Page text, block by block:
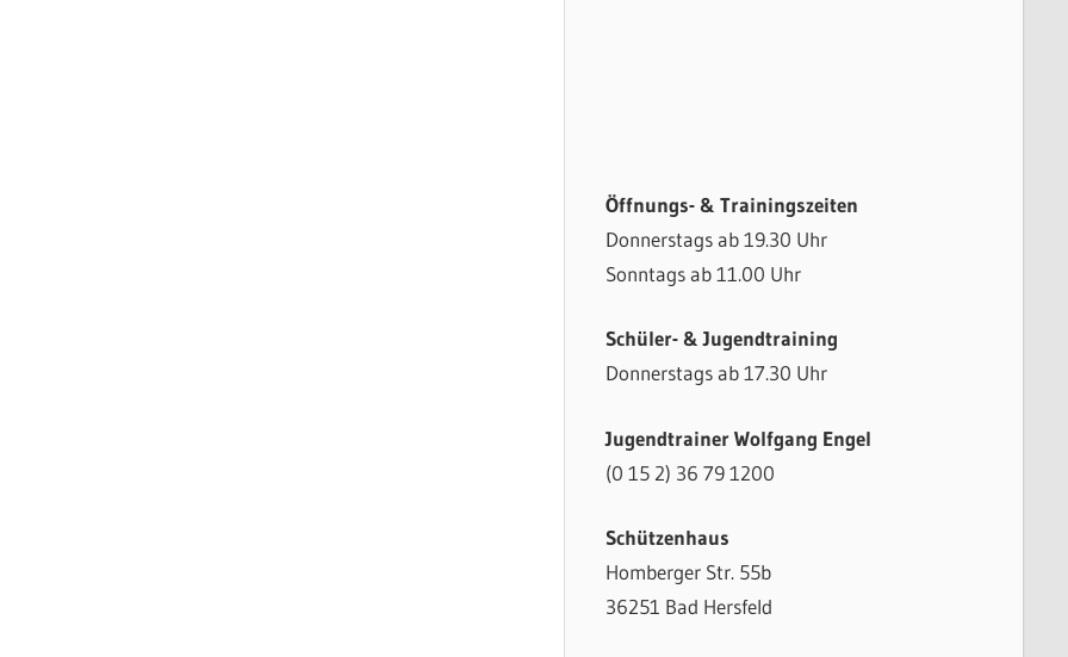
Öffnungs- & Trainingszeiten
Donnerstags ab 19.30 Uhr
Sonntags ab 11.00 Uhr
Schüler- & Jugendtraining
Donnerstags ab 17.30 Uhr
Jugendtrainer Wolfgang Engel
(0 15 2) 36 79 1200
Schützenhaus
Homberger Str. 55b
36251 Bad Hersfeld